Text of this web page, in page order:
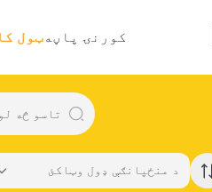
کورنۍ پاڼهټول
د منځپانګې ډول وټاکئ